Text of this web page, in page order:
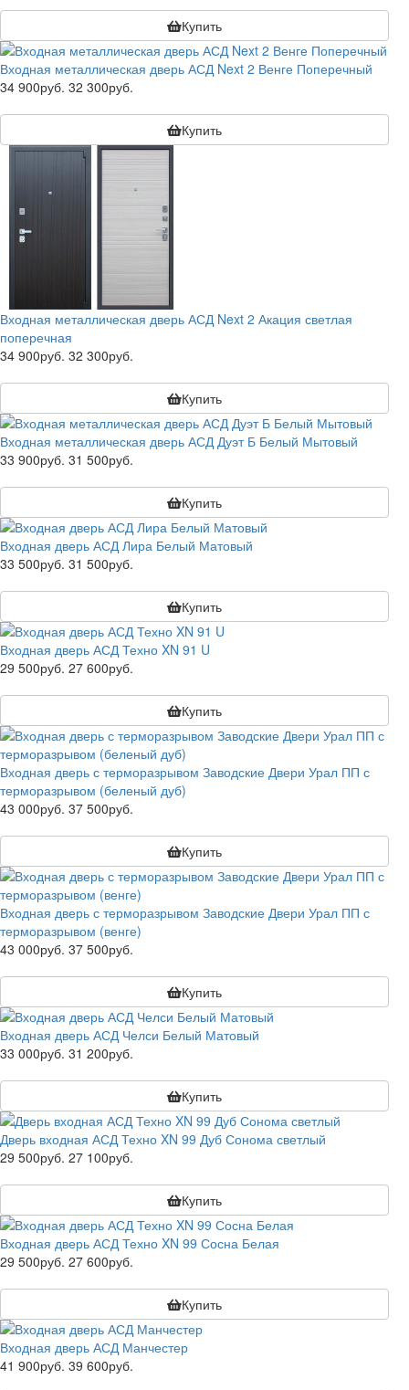
Купить
Входная металлическая дверь АСД Next 2 Венге Поперечный
34 900руб. 32 300руб.
Купить
Входная металлическая дверь АСД Next 2 Акация светлая
поперечная
34 900руб. 32 300руб.
Купить
Входная металлическая дверь АСД Дуэт Б Белый Мытовый
33 900руб. 31 500руб.
Купить
Входная дверь АСД Лира Белый Матовый
33 500руб. 31 500руб.
Купить
Входная дверь АСД Техно XN 91 U
29 500руб. 27 600руб.
Купить
Входная дверь с терморазрывом Заводские Двери Урал ПП с
терморазрывом (беленый дуб)
43 000руб. 37 500руб.
Купить
Входная дверь с терморазрывом Заводские Двери Урал ПП с
терморазрывом (венге)
43 000руб. 37 500руб.
Купить
Входная дверь АСД Челси Белый Матовый
33 000руб. 31 200руб.
Купить
Дверь входная АСД Техно XN 99 Дуб Сонома светлый
29 500руб. 27 100руб.
Купить
Входная дверь АСД Техно XN 99 Сосна Белая
29 500руб. 27 600руб.
Купить
Входная дверь АСД Манчестер
41 900руб. 39 600руб.